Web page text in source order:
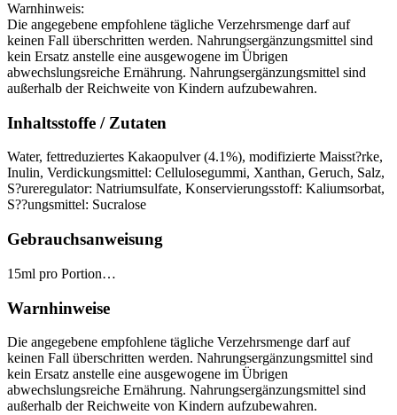
Warnhinweis:
Die angegebene empfohlene tägliche Verzehrsmenge darf auf
keinen Fall überschritten werden. Nahrungsergänzungsmittel sind
kein Ersatz anstelle eine ausgewogene im Übrigen
abwechslungsreiche Ernährung. Nahrungsergänzungsmittel sind
außerhalb der Reichweite von Kindern aufzubewahren.
Inhaltsstoffe / Zutaten
Water, fettreduziertes Kakaopulver (4.1%), modifizierte Maisst?rke,
Inulin, Verdickungsmittel: Cellulosegummi, Xanthan, Geruch, Salz,
S?ureregulator: Natriumsulfate, Konservierungsstoff: Kaliumsorbat,
S??ungsmittel: Sucralose
Gebrauchsanweisung
15ml pro Portion…
Warnhinweise
Die angegebene empfohlene tägliche Verzehrsmenge darf auf
keinen Fall überschritten werden. Nahrungsergänzungsmittel sind
kein Ersatz anstelle eine ausgewogene im Übrigen
abwechslungsreiche Ernährung. Nahrungsergänzungsmittel sind
außerhalb der Reichweite von Kindern aufzubewahren.